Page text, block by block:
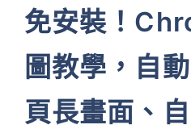
免安裝！
圖教學，自
頁長畫面、